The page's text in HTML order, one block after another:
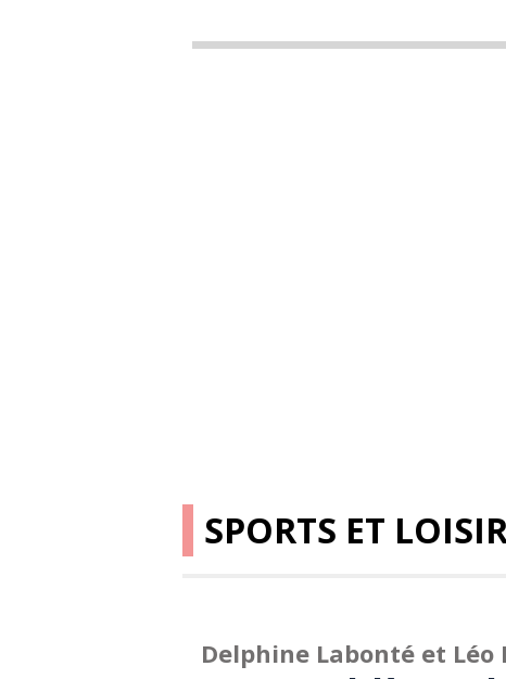
SPORTS ET
Delphine Labonté et Léo